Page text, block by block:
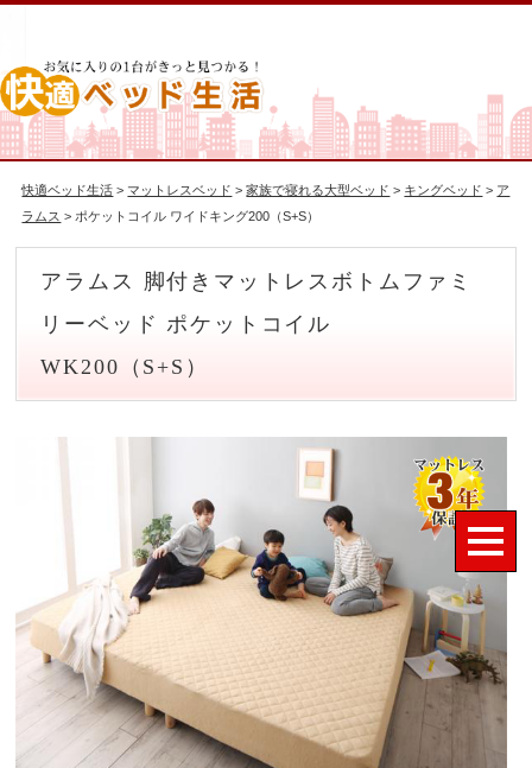
快適ベッド生活 > マットレスベッド >家族で寝れる大型ベッド > キングベッド > ア
ラムス > ポケットコイル ワイドキング200（S+S）
アラムス 脚付きマットレスボトムファミ
リーベッド ポケットコイル
WK200（S+S）